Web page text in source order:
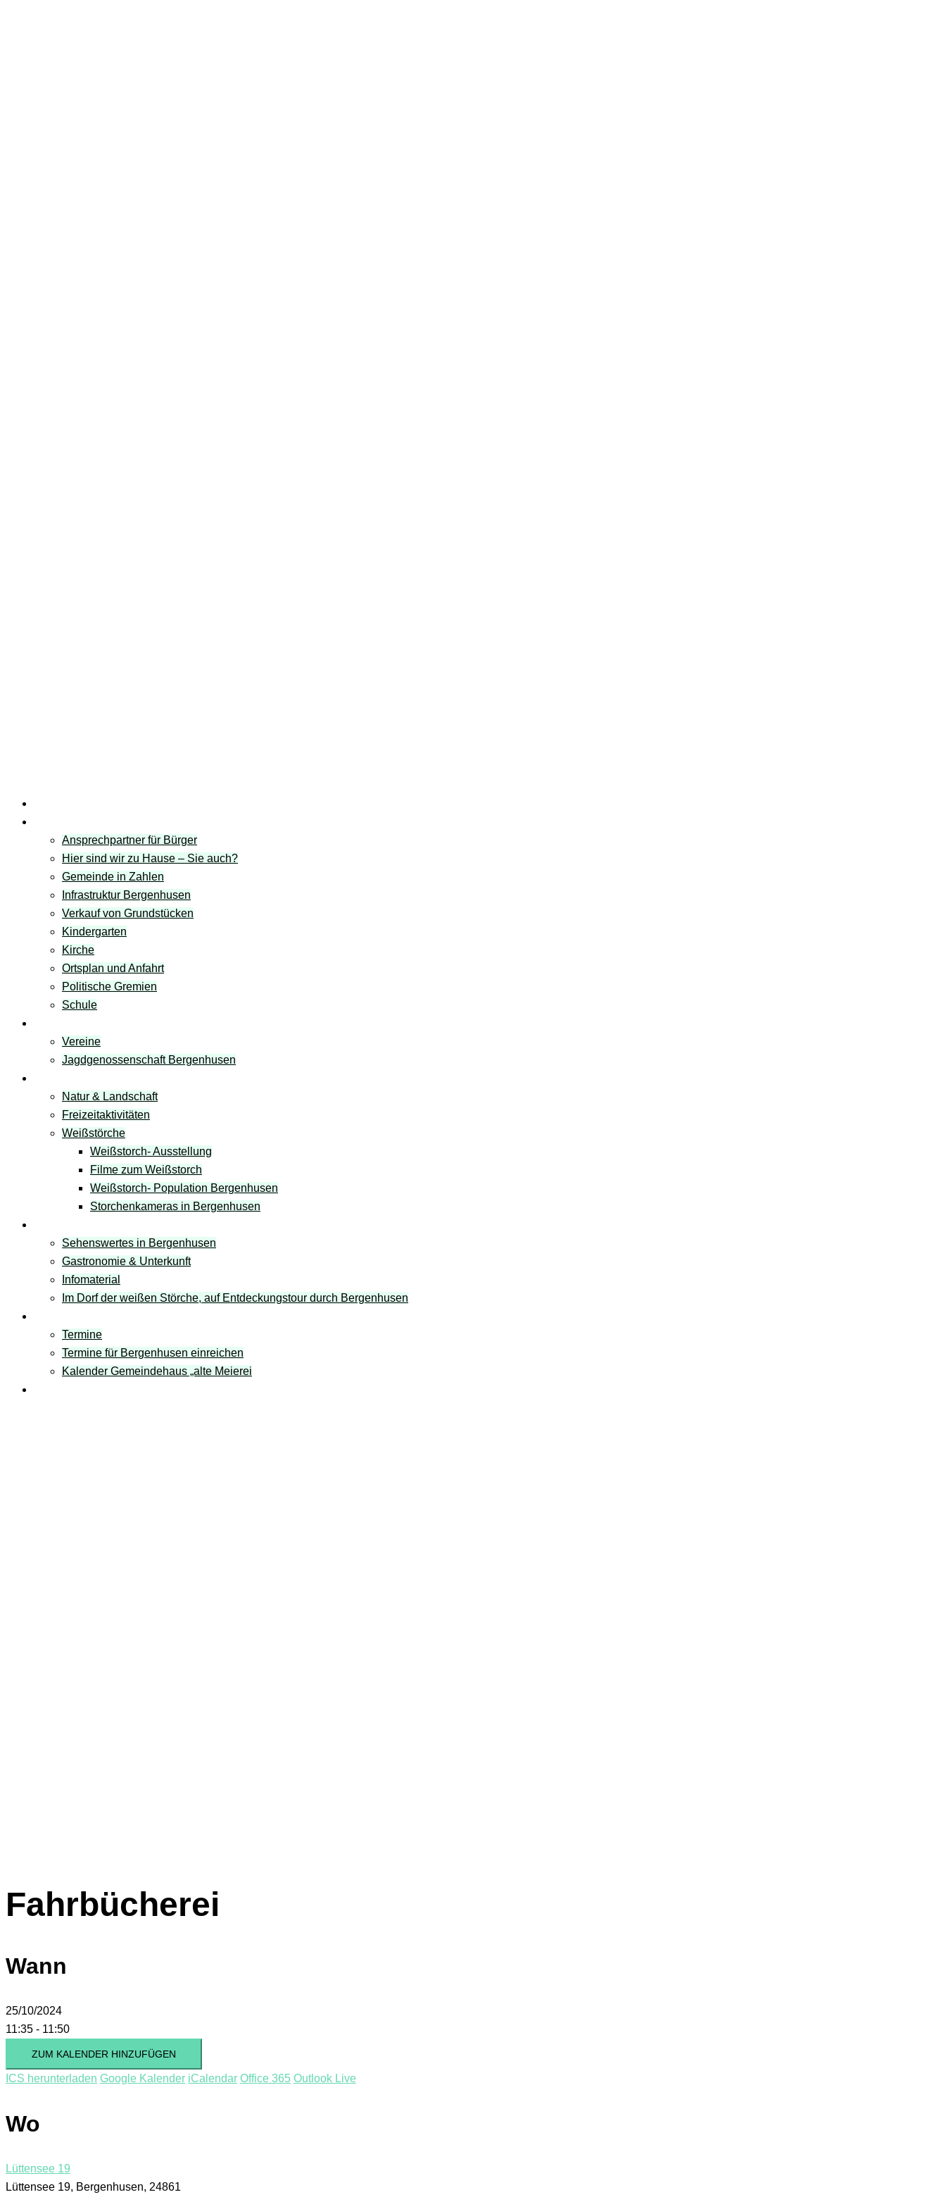
Ansprechpartner für Bürger
Hier sind wir zu Hause – Sie auch?
Gemeinde in Zahlen
Infrastruktur Bergenhusen
Verkauf von Grundstücken
Kindergarten
Kirche
Ortsplan und Anfahrt
Politische Gremien
Schule
Vereine
Jagdgenossenschaft Bergenhusen
Natur & Landschaft
Freizeitaktivitäten
Weißstörche
Weißstorch- Ausstellung
Filme zum Weißstorch
Weißstorch- Population Bergenhusen
Storchenkameras in Bergenhusen
Sehenswertes in Bergenhusen
Gastronomie & Unterkunft
Infomaterial
Im Dorf der weißen Störche, auf Entdeckungstour durch Bergenhusen
Termine
Termine für Bergenhusen einreichen
Kalender Gemeindehaus „alte Meierei
Fahrbücherei
Wann
25/10/2024
11:35 - 11:50
ZUM KALENDER HINZUFÜGEN
ICS herunterladen Google Kalender iCalendar Office 365 Outlook Live
Wo
Lüttensee 19
Lüttensee 19, Bergenhusen, 24861